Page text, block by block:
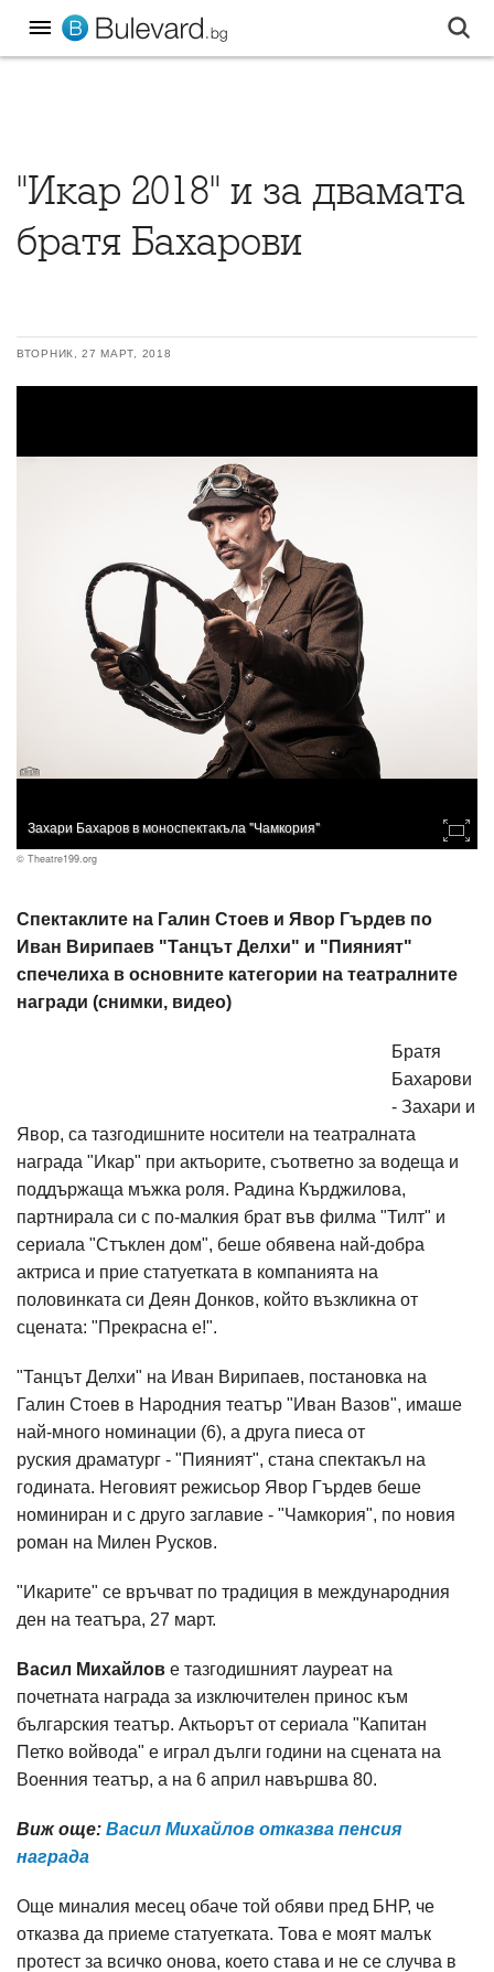
"Икар 2018" и за двамата
братя Бахарови
ВТОРНИК, 27 МАРТ, 2018
Захари Бахаров в моноспектакъла "Чамкория"
© Theatre199.org
Спектаклите на Галин Стоев и Явор Гърдев по
Иван Вирипаев "Танцът Делхи" и "Пияният"
спечелиха в основните категории на театралните
награди (снимки, видео)
Братя
Бахарови
- Захари и
Явор, са тазгодишните носители на театралната
награда "Икар" при актьорите, съответно за водеща и
поддържаща мъжка роля. Радина Кърджилова,
партнирала си с по-малкия брат във филма "Тилт" и
сериала "Стъклен дом", беше обявена най-добра
актриса и прие статуетката в компанията на
половинката си Деян Донков, който възкликна от
сцената: "Прекрасна е!".
"Танцът Делхи" на Иван Вирипаев, постановка на
Галин Стоев в Народния театър "Иван Вазов", имаше
най-много номинации (6), а друга пиеса от
руския драматург - "Пияният", стана спектакъл на
годината. Неговият режисьор Явор Гърдев беше
номиниран и с друго заглавие - "Чамкория", по новия
роман на Милен Русков.
"Икарите" се връчват по традиция в международния
ден на театъра, 27 март.
Васил Михайлов е тазгодишният лауреат на
почетната награда за изключителен принос към
българския театър. Актьорът от сериала "Капитан
Петко войвода" е играл дълги години на сцената на
Военния театър, а на 6 април навършва 80.
Виж още: Васил Михайлов отказва пенсия
награда
Още миналия месец обаче той обяви пред БНР, че
отказва да приеме статуетката. Това е моят малък
протест за всичко онова, което става и не се случва в